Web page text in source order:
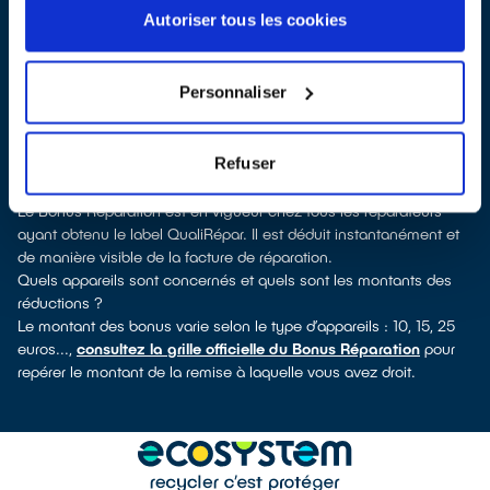
Autoriser tous les cookies
Personnaliser
Refuser
labellisés QualiRépar. En cliquant sur la fiche détaillée du
réparateur, vous découvrirez pour quels types d’appareils ce
électroménager, TV, smartphone, outils électriques : à chaque
famille d’appareils son réparateur spécialisé et labellisé
QualiRépar.
Comment bénéficier du Bonus Réparation à Saint-Barthélemy-
d'Anjou ?
Le Bonus Réparation est en vigueur chez tous les réparateurs
ayant obtenu le label QualiRépar. Il est déduit instantanément et
de manière visible de la facture de réparation.
Quels appareils sont concernés et quels sont les montants des
réductions ?
Le montant des bonus varie selon le type d’appareils : 10, 15, 25
euros..., consultez la grille officielle du Bonus Réparation pour
repérer le montant de la remise à laquelle vous avez droit.